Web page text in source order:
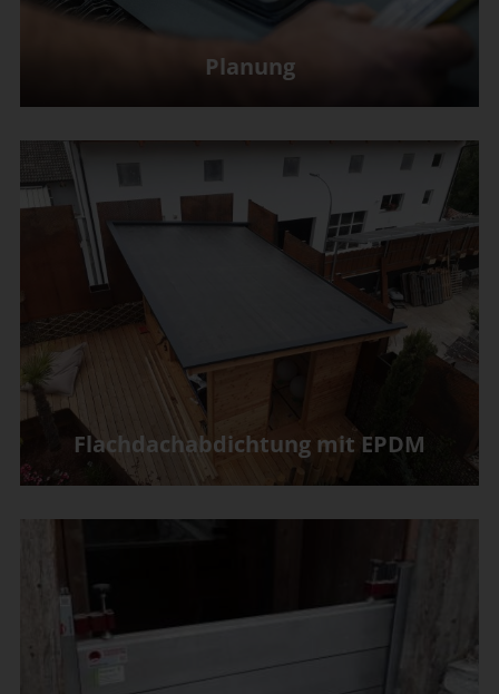
Planung
Flachdachabdichtung mit EPDM